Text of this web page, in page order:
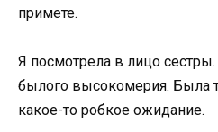
примете.
Я посмотрела в лицо
былого высокомерия. Была
какое-то робкое ожидание.